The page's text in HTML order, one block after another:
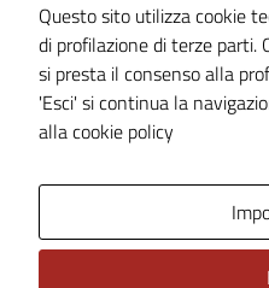
Questo sito utilizza cookie
di profilazione di terze
si presta il consenso alla
'Esci' si continua la
alla cookie policy